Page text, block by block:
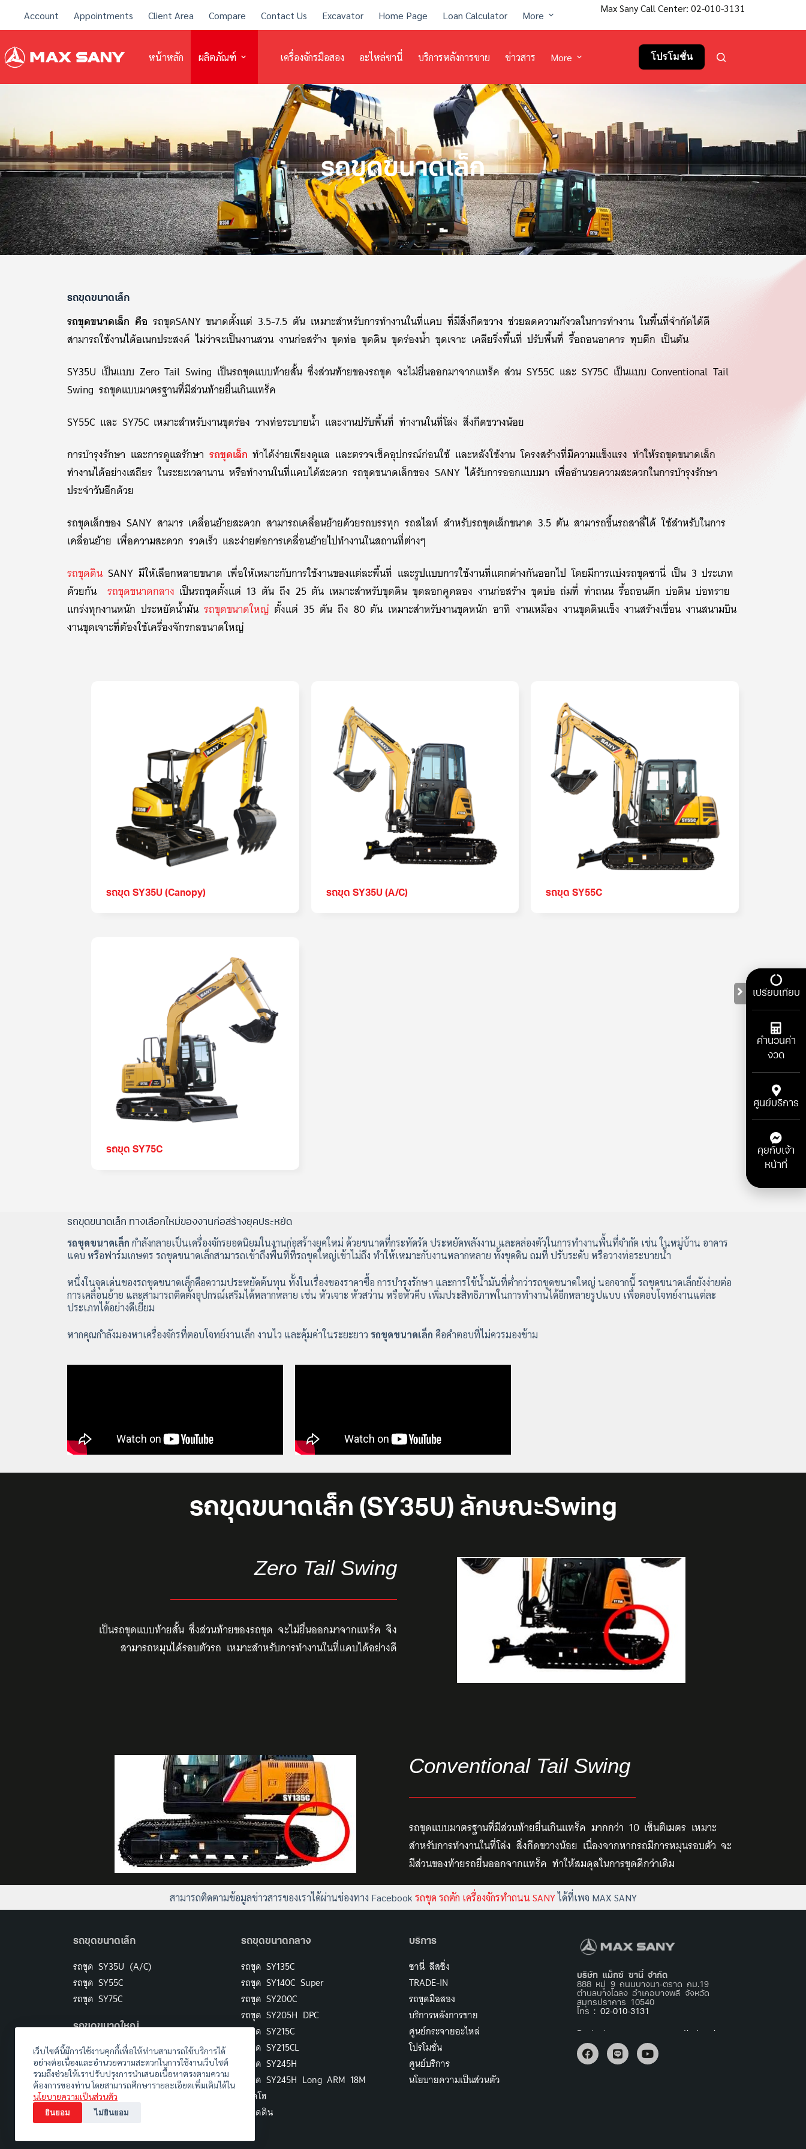
เว็บไซต์นี้มีการใช้งานคุกกี้เพื่อให้ท่านสามารถใช้บริการได้
อย่างต่อเนื่องและอำนวยความสะดวกในการใช้งานเว็บไซต์
รวมถึงช่วยให้เราปรับปรุงการนำเสนอเนื้อหาตรงตามความ
ต้องการของท่าน โดยสามารถศึกษารายละเอียดเพิ่มเติมได้ใน
นโยบายความเป็นส่วนตัว
ยินยอม ไม่ยินยอม
Account Appointments Client Area Compare Contact Us Excavator Home Page Loan Calculator More
Max Sany Call Center: 02-010-3131
หน้าหลัก ผลิตภัณฑ์ เครื่องจักรมือสอง อะไหล่ซานี่ บริการหลังการขาย ข่าวสาร More โปรโมชั่น
รถขุดขนาดเล็ก
รถขุดขนาดเล็ก
รถขุดขนาดเล็ก คือ รถขุดSANY ขนาดตั้งแต่ 3.5-7.5 ตัน เหมาะสำหรับการทำงานในที่แคบ ที่มีสิ่งกีดขวาง ช่วยลดความกังวลในการทำงาน ในพื้นที่จำกัดได้ดี
สามารถใช้งานได้อเนกประสงค์ ไม่ว่าจะเป็นงานสวน งานก่อสร้าง ขุดท่อ ขุดดิน ขุดร่องน้ำ ขุดเจาะ เคลียริ่งพื้นที่ ปรับพื้นที่ รื้อถอนอาคาร ทุบตึก เป็นต้น
SY35U เป็นแบบ Zero Tail Swing เป็นรถขุดแบบท้ายสั้น ซึ่งส่วนท้ายของรถขุด จะไม่ยื่นออกมาจากแทร็ค ส่วน SY55C และ SY75C เป็นแบบ Conventional Tail
Swing รถขุดแบบมาตรฐานที่มีส่วนท้ายยื่นเกินแทร็ค
SY55C และ SY75C เหมาะสำหรับงานขุดร่อง วางท่อระบายน้ำ และงานปรับพื้นที่ ทำงานในที่โล่ง สิ่งกีดขวางน้อย
การบำรุงรักษา และการดูแลรักษา รถขุดเล็ก ทำได้ง่ายเพียงดูแล และตรวจเช็คอุปกรณ์ก่อนใช้ และหลังใช้งาน โครงสร้างที่มีความแข็งแรง ทำให้รถขุดขนาดเล็ก
ทำงานได้อย่างเสถียร ในระยะเวลานาน หรือทำงานในที่แคบได้สะดวก รถขุดขนาดเล็กของ SANY ได้รับการออกแบบมา เพื่ออำนวยความสะดวกในการบำรุงรักษา
ประจำวันอีกด้วย
รถขุดเล็กของ SANY สามาร เคลื่อนย้ายสะดวก สามารถเคลื่อนย้ายด้วยรถบรรทุก รถสไลท์ สำหรับรถขุดเล็กขนาด 3.5 ตัน สามารถขึ้นรถสาลี่ได้ ใช้สำหรับในการ
เคลื่อนย้าย เพื่อความสะดวก รวดเร็ว และง่ายต่อการเคลื่อนย้ายไปทำงานในสถานที่ต่างๆ
รถขุดดิน SANY มีให้เลือกหลายขนาด เพื่อให้เหมาะกับการใช้งานของแต่ละพื้นที่ และรูปแบบการใช้งานที่แตกต่างกันออกไป โดยมีการแบ่งรถขุดซานี่ เป็น 3 ประเภท
ด้วยกัน รถขุดขนาดกลาง เป็นรถขุดตั้งแต่ 13 ตัน ถึง 25 ตัน เหมาะสำหรับขุดดิน ขุดลอกคูคลอง งานก่อสร้าง ขุดบ่อ ถ่มที่ ทำถนน รื้อถอนตึก บ่อดิน บ่อทราย
แกร่งทุกงานหนัก ประหยัดน้ำมัน รถขุดขนาดใหญ่ ตั้งแต่ 35 ตัน ถึง 80 ตัน เหมาะสำหรับงานขุดหนัก อาทิ งานเหมือง งานขุดดินแข็ง งานสร้างเขื่อน งานสนามบิน
งานขุดเจาะที่ต้องใช้เครื่องจักรกลขนาดใหญ่
รถขุด SY35U (Canopy) รถขุด SY35U (A/C) รถขุด SY55C
รถขุด SY75C
รถขุดขนาดเล็ก ทางเลือกใหม่ของงานก่อสร้างยุคประหยัด
รถขุดขนาดเล็ก กำลังกลายเป็นเครื่องจักรยอดนิยมในงานก่อสร้างยุคใหม่ ด้วยขนาดที่กระทัดรัด ประหยัดพลังงาน และคล่องตัวในการทำงานพื้นที่จำกัด เช่น ในหมู่บ้าน อาคาร
แคบ หรือฟาร์มเกษตร รถขุดขนาดเล็กสามารถเข้าถึงพื้นที่ที่รถขุดใหญ่เข้าไม่ถึง ทำให้เหมาะกับงานหลากหลาย ทั้งขุดดิน ถมที่ ปรับระดับ หรือวางท่อระบายน้ำ
หนึ่งในจุดเด่นของรถขุดขนาดเล็กคือความประหยัดต้นทุน ทั้งในเรื่องของราคาซื้อ การบำรุงรักษา และการใช้น้ำมันที่ต่ำกว่ารถขุดขนาดใหญ่ นอกจากนี้ รถขุดขนาดเล็กยังง่ายต่อ
การเคลื่อนย้าย และสามารถติดตั้งอุปกรณ์เสริมได้หลากหลาย เช่น หัวเจาะ หัวสว่าน หรือหัวคีบ เพิ่มประสิทธิภาพในการทำงานได้อีกหลายรูปแบบ เพื่อตอบโจทย์งานแต่ละ
ประเภทได้อย่างดีเยี่ยม
หากคุณกำลังมองหาเครื่องจักรที่ตอบโจทย์งานเล็ก งานไว และคุ้มค่าในระยะยาว รถขุดขนาดเล็ก คือคำตอบที่ไม่ควรมองข้าม
รถขุดขนาดเล็ก (SY35U) ลักษณะSwing
Zero Tail Swing
เป็นรถขุดแบบท้ายสั้น ซึ่งส่วนท้ายของรถขุด จะไม่ยื่นออกมาจากแทร็ค จึง
สามารถหมุนได้รอบตัวรถ เหมาะสำหรับการทำงานในที่แคบได้อย่างดี
Conventional Tail Swing
รถขุดแบบมาตรฐานที่มีส่วนท้ายยื่นเกินแทร็ค มากกว่า 10 เซ็นติเมตร เหมาะ
สำหรับการทำงานในที่โล่ง สิ่งกีดขวางน้อย เนื่องจากหากรถมีการหมุนรอบตัว จะ
มีส่วนของท้ายรถยื่นออกจากแทร็ค ทำให้สมดุลในการขุดดีกว่าเดิม
สามารถติดตามข้อมูลข่าวสารของเราได้ผ่านช่องทาง Facebook รถขุด รถตัก เครื่องจักรทำถนน SANYได้ที่เพจ MAX SANY
รถขุดขนาดเล็ก
รถขุด SY35U (A/C)
รถขุด SY55C
รถขุด SY75C
รถขุดขนาดใหญ่
รถขุด SY375H
รถขุด SY500H
รถขุด SY750H
รถขุดขนาดกลาง
รถขุด SY135C
รถขุด SY140C Super
รถขุด SY200C
รถขุด SY205H DPC
รถขุด SY215C
รถขุด SY215CL
รถขุด SY245H
รถขุด SY245H Long ARM 18M
แบคโฮ
รถขุดดิน
บริการ
ซานี่ ลีสซิ่ง
TRADE-IN
รถขุดมือสอง
บริการหลังการขาย
ศูนย์กระจายอะไหล่
โปรโมชั่น
ศูนย์บริการ
นโยบายความเป็นส่วนตัว
บริษัท แม็กซ์ ซานี่ จำกัด
888 หมู่ 9 ถนนบางนา-ตราด กม.19
ตำบลบางโฉลง อำเภอบางพลี จังหวัด
สมุทรปราการ 10540
โทร : 02-010-3131
relaxar após um dia cansativo.
เปรียบเทียบ
คำนวนค่า
งวด
ศูนย์บริการ
คุยกับเจ้า
หน้าที่